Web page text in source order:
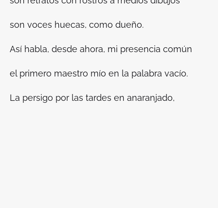
son voces huecas, como dueño.
Así habla, desde ahora, mi presencia común
el primero maestro mío en la palabra vacío.
La persigo por las tardes en anaranjado,